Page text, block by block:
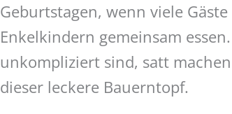
Geburtstagen, wenn viele
Enkelkindern gemeinsam
unkompliziert sind, satt
dieser leckere Bauerntopf.